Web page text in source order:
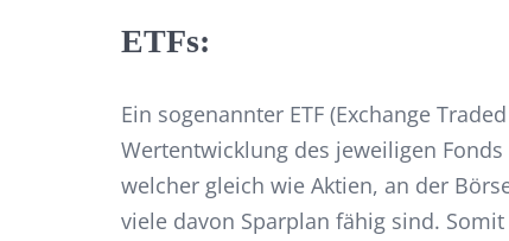
ETFs:
Ein sogenannter ETF (Exchange
Wertentwicklung des jeweiligen
welcher gleich wie Aktien, an der
viele davon Sparplan fähig sind.